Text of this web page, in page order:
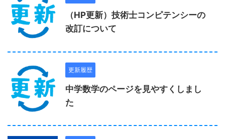
（HP更新）技術士コンピテンシーの
改訂について
更新履歴
中学数学のページを見やすくしまし
た